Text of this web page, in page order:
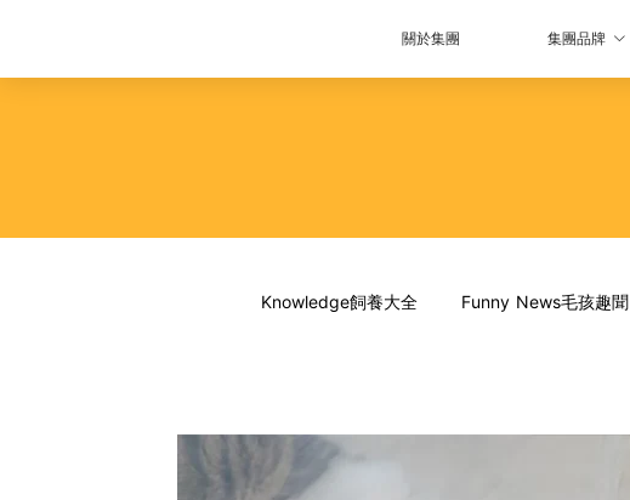
關於集團 集團品牌
Knowledge飼養大全 Funny News毛孩趣聞